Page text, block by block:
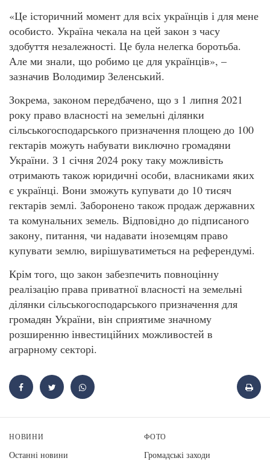
«Це історичний момент для всіх українців і для мене
особисто. Україна чекала на цей закон з часу
здобуття незалежності. Це була нелегка боротьба.
Але ми знали, що робимо це для українців», –
зазначив Володимир Зеленський.
Зокрема, законом передбачено, що з 1 липня 2021
року право власності на земельні ділянки
сільськогосподарського призначення площею до 100
гектарів можуть набувати виключно громадяни
України. З 1 січня 2024 року таку можливість
отримають також юридичні особи, власниками яких
є українці. Вони зможуть купувати до 10 тисяч
гектарів землі. Заборонено також продаж державних
та комунальних земель. Відповідно до підписаного
закону, питання, чи надавати іноземцям право
купувати землю, вирішуватиметься на референдумі.
Крім того, що закон забезпечить повноцінну
реалізацію права приватної власності на земельні
ділянки сільськогосподарського призначення для
громадян України, він сприятиме значному
розширенню інвестиційних можливостей в
аграрному секторі.
НОВИНИ
Останні новини
ФОТО
Громадські заходи